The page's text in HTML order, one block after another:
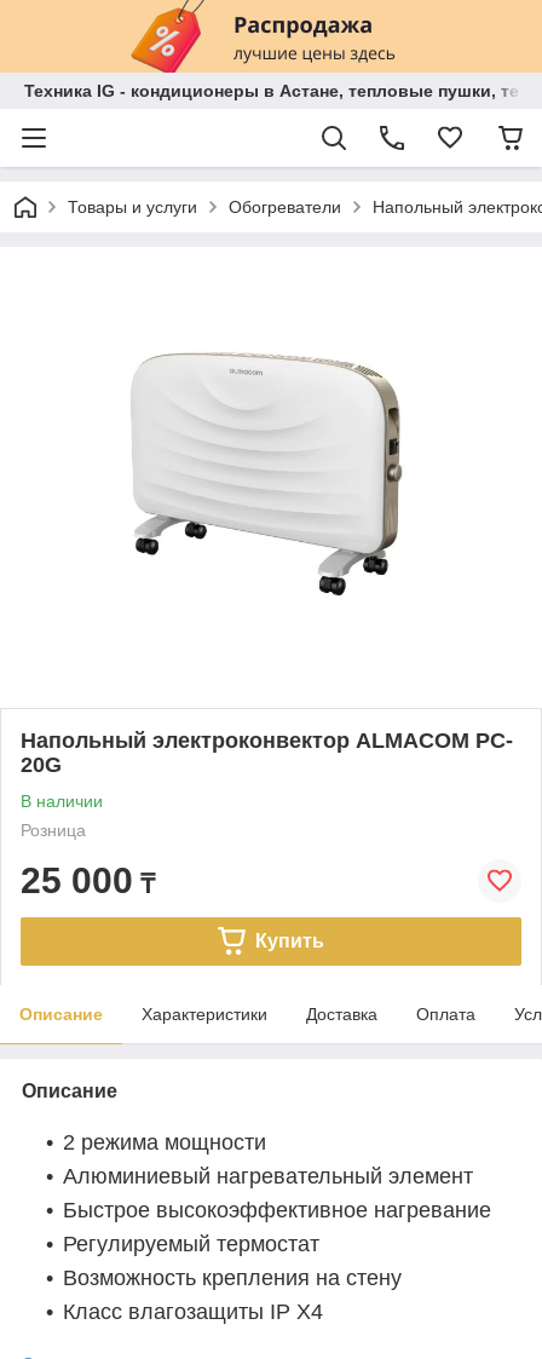
Техника IG - кондиционеры в Астане, тепловые пушки,
Товары и услуги Обогреватели Напольный
Напольный электроконвектор ALMACOM PC-
20G
В наличии
Розница
25 000 ₸
Купить
Описание Характеристики Доставка Оплата
Описание
2 режима мощности
Алюминиевый нагревательный элемент
Быстрое высокоэффективное нагревание
Регулируемый термостат
Возможность крепления на стену
Класс влагозащиты IP X4